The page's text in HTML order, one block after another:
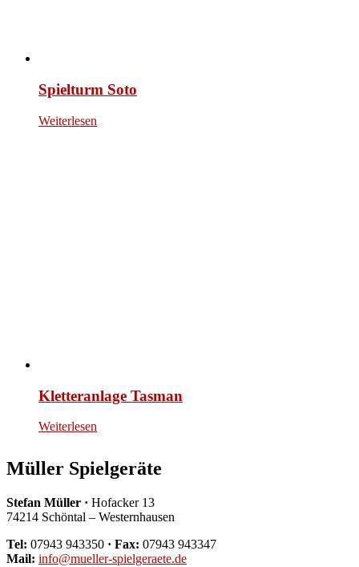
Spielturm Soto
Weiterlesen
Kletteranlage Tasman
Weiterlesen
Müller Spielgeräte
Stefan Müller · Hofacker 13
74214 Schöntal – Westernhausen
Tel: 07943 943350 · Fax: 07943 943347
Mail: info@mueller-spielgeraete.de